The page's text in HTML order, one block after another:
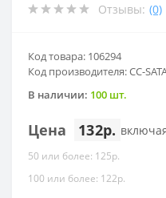
Отзывы: (0)
Код товара: 106294
Код производителя: CC-
В наличии: 100 шт.
Цена 132р.
50 или более: 125р.
100 или более: 122р.